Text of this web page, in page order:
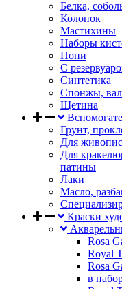
Белка,
Колонок
Мастихины
Наборы
Пони
С
Синтетика
Спонжы,
Щетина
Грунт,
Для
Для
патины
Лаки
Масло,
Краски
Rosa
Royal
Rosa
в